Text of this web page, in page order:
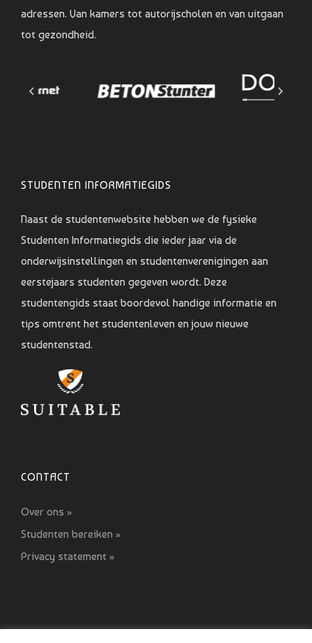
adressen. Van kamers tot autorijscholen en van uitgaan
tot gezondheid.
STUDENTEN INFORMATIEGIDS
Naast de studentenwebsite hebben we de fysieke
Studenten Informatiegids die ieder jaar via de
onderwijsinstellingen en studentenverenigingen aan
eerstejaars studenten gegeven wordt. Deze
studentengids staat boordevol handige informatie en
tips omtrent het studentenleven en jouw nieuwe
studentenstad.
CONTACT
Over ons »
Studenten bereiken »
Privacy statement »